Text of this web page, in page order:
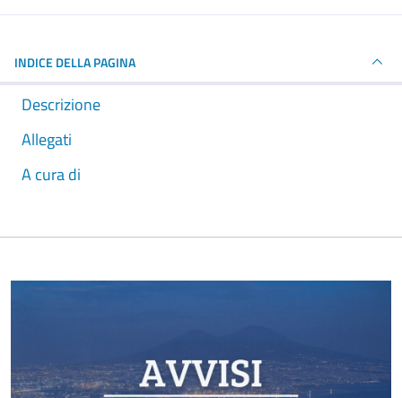
INDICE DELLA PAGINA
Descrizione
Allegati
A cura di